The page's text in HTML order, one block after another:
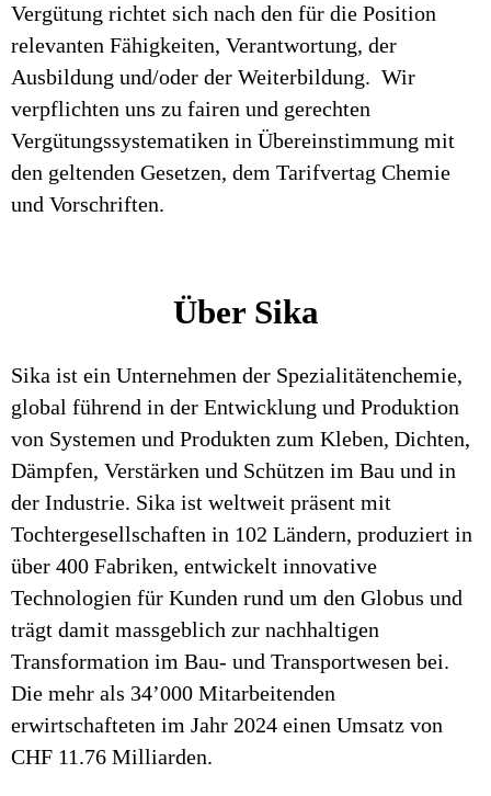
Vergütung richtet sich nach den für die Position
relevanten Fähigkeiten, Verantwortung, der
Ausbildung und/oder der Weiterbildung. Wir
verpflichten uns zu fairen und gerechten
Vergütungssystematiken in Übereinstimmung mit
den geltenden Gesetzen, dem Tarifvertag Chemie
und Vorschriften.
Über Sika
Sika ist ein Unternehmen der Spezialitätenchemie,
global führend in der Entwicklung und Produktion
von Systemen und Produkten zum Kleben, Dichten,
Dämpfen, Verstärken und Schützen im Bau und in
der Industrie. Sika ist weltweit präsent mit
Tochtergesellschaften in 102 Ländern, produziert in
über 400 Fabriken, entwickelt innovative
Technologien für Kunden rund um den Globus und
trägt damit massgeblich zur nachhaltigen
Transformation im Bau- und Transportwesen bei.
Die mehr als 34’000 Mitarbeitenden
erwirtschafteten im Jahr 2024 einen Umsatz von
CHF 11.76 Milliarden.